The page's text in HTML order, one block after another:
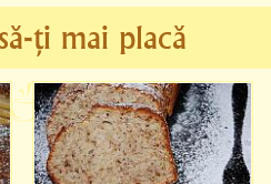
ți mai placă